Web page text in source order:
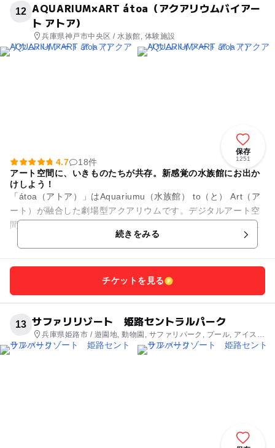
12 AQUARIUM×ART átoa（アクアリウムバイアー
ト アトア）
兵庫県神戸市中央区 / 水族館, 体験施設
保存
1251
4.7
18件
アート空間に、いきものたちが共存。新感覚の水族館にお出か
けしよう！
「átoa（アトア）」はAquariumu（水族館） to（と） Art（ア
ート）が融合した劇場型アクアリウムです。デジタルアート空
間の中で、サクラダイなどのきれいなお魚や、コツメカワウ
続きをみる
チケットを見る
13 サファリリゾート 姫路セントラルパーク
兵庫県姫路市 / 遊園地, 動物園, サファリパーク, プール, アイスス
ケート場